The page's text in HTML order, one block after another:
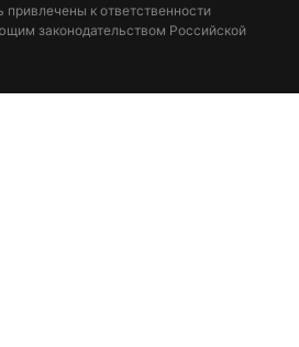
к ответственности
законодательством Российской